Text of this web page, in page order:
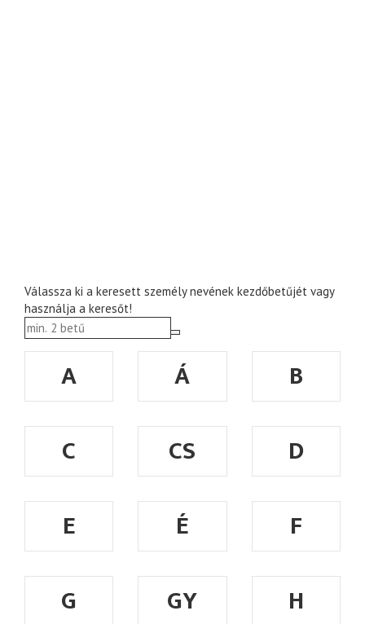
Válassza ki a keresett személy nevének kezdőbetűjét vagy
használja a keresőt!
A Á
B
C
CS
D
E
É
F
G
GY
H